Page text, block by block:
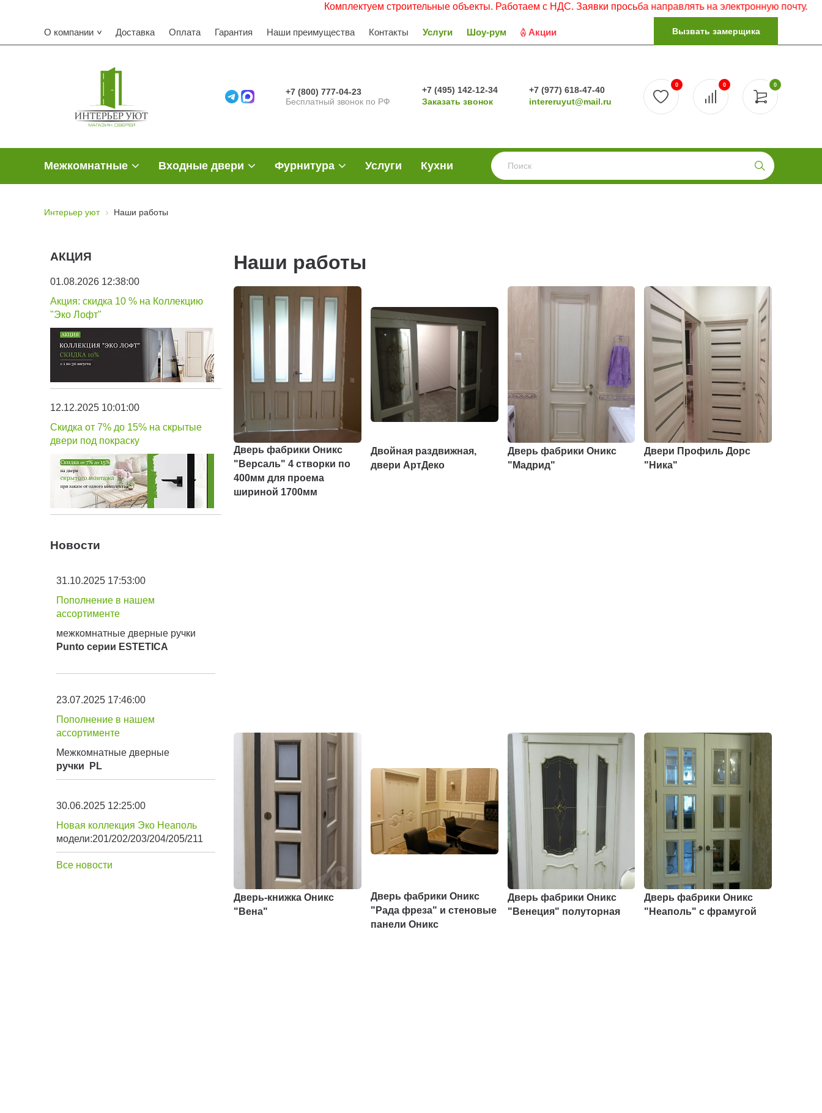
Комплектуем строительные объекты. Работаем с НДС. Заявки просьба направлять на электронную почту.
О компании Доставка Оплата Гарантия Наши преимущества Контакты Услуги Шоу-рум Акции Вызвать замерщика
+7 (800) 777-04-23
Бесплатный звонок по РФ
+7 (495) 142-12-34
Заказать звонок
+7 (977) 618-47-40
intereruyut@mail.ru
0
0 0
Межкомнатные Входные двери Фурнитура Услуги Кухни
Интерьер уют Наши работы
АКЦИЯ
01.08.2026 12:38:00
Акция: скидка 10 % на Коллекцию
"Эко Лофт"
12.12.2025 10:01:00
Скидка от 7% до 15% на скрытые
двери под покраску
Новости
31.10.2025 17:53:00
Пополнение в нашем
ассортименте
межкомнатные дверные ручки
Punto серии ESTETICA
23.07.2025 17:46:00
Пополнение в нашем
ассортименте
Межкомнатные дверные
ручки
PL
30.06.2025 12:25:00
Новая коллекция Эко Неаполь
модели:201/202/203/204/205/211
Все новости
Наши работы
Дверь фабрики Оникс
"Версаль" 4 створки по
400мм для проема
шириной 1700мм
Двойная раздвижная,
двери АртДеко
Дверь фабрики Оникс
"Мадрид"
Двери Профиль Дорс
"Ника"
Дверь-книжка Оникс
"Вена"
Дверь фабрики Оникс
"Рада фреза" и стеновые
панели Оникс
Дверь фабрики Оникс
"Венеция" полуторная
Дверь фабрики Оникс
"Неаполь" с фрамугой